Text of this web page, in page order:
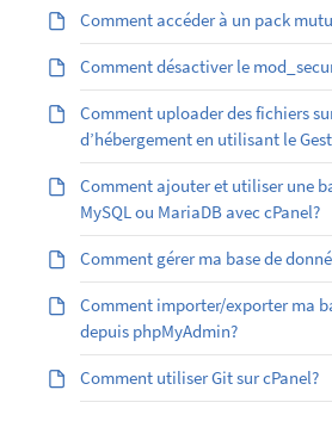
Comment accéder à un pack
Comment désactiver le
Comment uploader des fichiers
d’hébergement en utilisant le
Comment ajouter et utiliser une
MySQL ou MariaDB avec cPanel?
Comment gérer ma base de
Comment importer/exporter ma
depuis phpMyAdmin?
Comment utiliser Git sur cPanel?